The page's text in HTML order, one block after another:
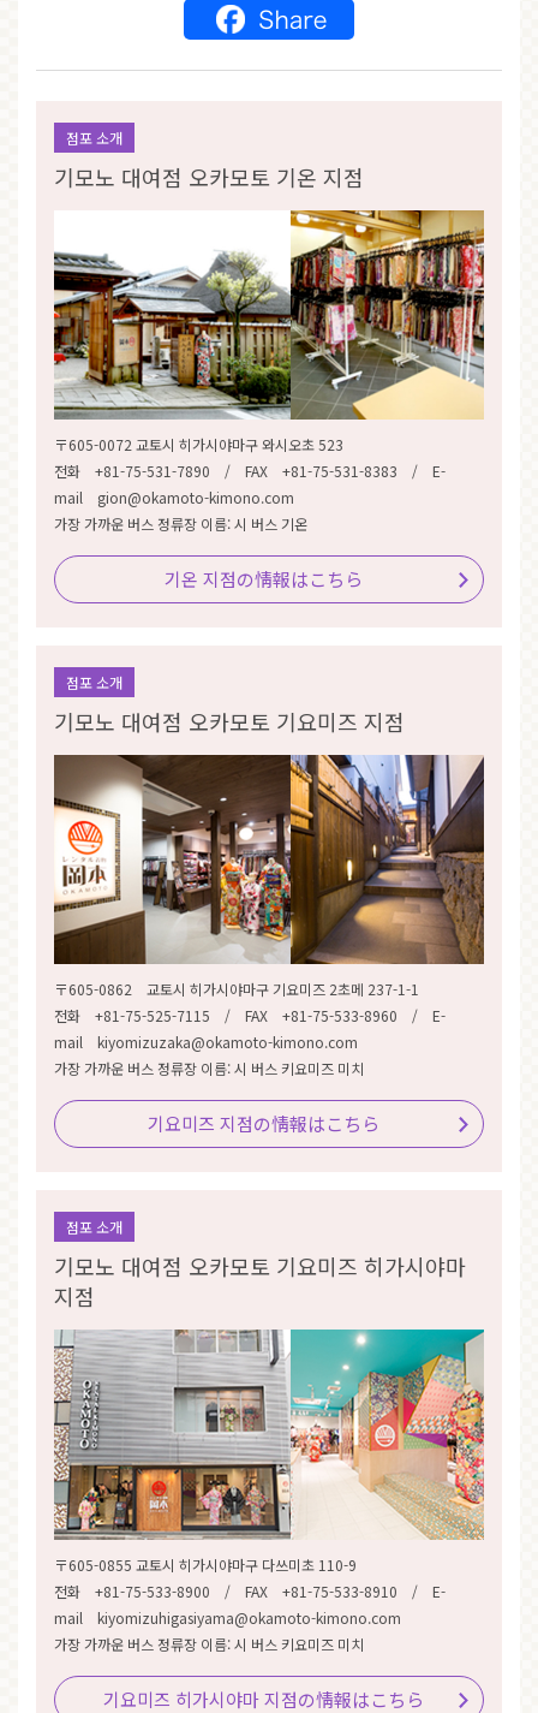
점포 소개
기모노 대여점 오카모토 기온 지점
〒605-0072 교토시 히가시야마구 와시오초 523
전화 +81-75-531-7890 / FAX +81-75-531-8383 / E-
mail gion@okamoto-kimono.com
가장 가까운 버스 정류장 이름: 시 버스 기온
기온 지점の情報はこちら
점포 소개
기모노 대여점 오카모토 기요미즈 지점
〒605-0862 교토시 히가시야마구 기요미즈 2초메 237-1-1
전화 +81-75-525-7115 / FAX +81-75-533-8960 / E-
mail kiyomizuzaka@okamoto-kimono.com
가장 가까운 버스 정류장 이름: 시 버스 키요미즈 미치
기요미즈 지점の情報はこちら
점포 소개
기모노 대여점 오카모토 기요미즈 히가시야마
지점
〒605-0855 교토시 히가시야마구 다쓰미초 110-9
전화 +81-75-533-8900 / FAX +81-75-533-8910 / E-
mail kiyomizuhigasiyama@okamoto-kimono.com
가장 가까운 버스 정류장 이름: 시 버스 키요미즈 미치
기요미즈 히가시야마 지점の情報はこちら